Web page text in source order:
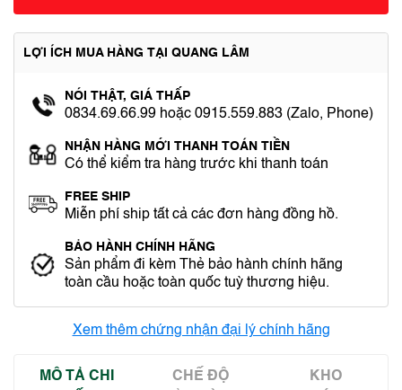
LỢI ÍCH MUA HÀNG TẠI QUANG LÂM
NÓI THẬT, GIÁ THẤP
0834.69.66.99 hoặc 0915.559.883 (Zalo, Phone)
NHẬN HÀNG MỚI THANH TOÁN TIỀN
Có thể kiểm tra hàng trước khi thanh toán
FREE SHIP
Miễn phí ship tất cả các đơn hàng đồng hồ.
BẢO HÀNH CHÍNH HÃNG
Sản phẩm đi kèm Thẻ bảo hành chính hãng
toàn cầu hoặc toàn quốc tuỳ thương hiệu.
Xem thêm chứng nhận đại lý chính hãng
MÔ TẢ CHI CHẾ ĐỘ KHO